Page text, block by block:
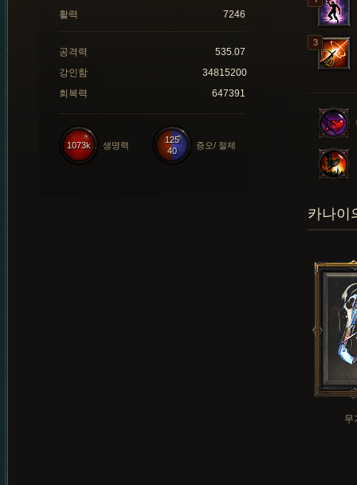
활력
7246
공격력
535.07
강인함
34815200
회복력
647391
125
40
증오/ 절제
1073k 생명력
카나이
무